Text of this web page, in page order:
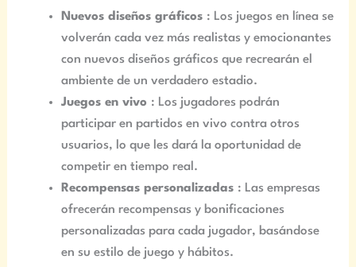
Nuevos diseños gráficos : Los juegos en línea se
volverán cada vez más realistas y emocionantes
con nuevos diseños gráficos que recrearán el
ambiente de un verdadero estadio.
Juegos en vivo : Los jugadores podrán
participar en partidos en vivo contra otros
usuarios, lo que les dará la oportunidad de
competir en tiempo real.
Recompensas personalizadas : Las empresas
ofrecerán recompensas y bonificaciones
personalizadas para cada jugador, basándose
en su estilo de juego y hábitos.